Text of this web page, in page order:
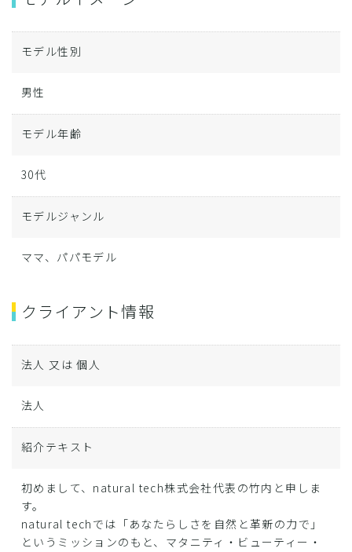
モデル性別
男性
モデル年齢
30代
モデルジャンル
ママ、パパモデル
クライアント情報
法人 又は 個人
法人
紹介テキスト
初めまして、natural tech株式会社代表の竹内と申しま
す。
natural techでは「あなたらしさを自然と革新の力で」
というミッションのもと、マタニティ・ビューティー・